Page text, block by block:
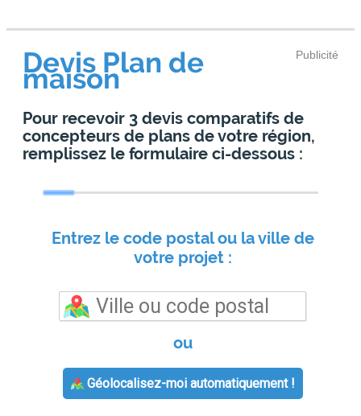
Publicité
Devis Plan de
maison
Pour recevoir 3 devis comparatifs de
concepteurs de plans de votre région,
remplissez le formulaire ci-dessous :
Entrez le code postal ou la ville de
votre projet :
ou
Géolocalisez-moi automatiquement !